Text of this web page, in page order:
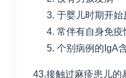
于婴儿时期开始
常伴有自身免疫
个别病例的 IgA
43.接触过麻疹患儿的